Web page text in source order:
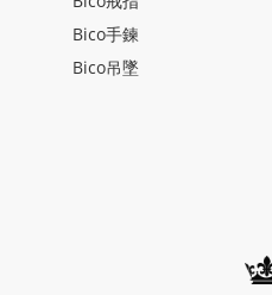
Bico手鍊
Bico吊墜